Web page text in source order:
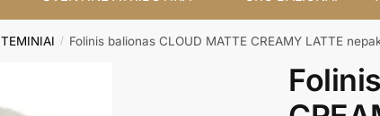
TEMINIAI / Folinis balionas CLOUD MATTE CREAMY LATTE